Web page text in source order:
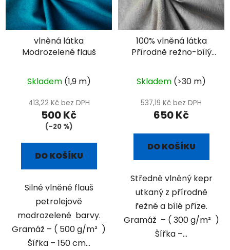
vlněná látka
Modrozelené flauš
Skladem (1,9 m)
413,22 Kč bez DPH
500 Kč
(–20 %)
DO KOŠÍKU
Silné vlněné flauš
petrolejově
modrozelené barvy.
Gramáž – ( 500 g/m² )
Šířka – 150 cm...
100% vlněná látka
Přírodně režno-bílý
Skladem (>30 m)
537,19 Kč bez DPH
650 Kč
DO KOŠÍKU
Středně vlněný kepr
utkaný z přírodně
řežné a bílé příze.
Gramáž – ( 300 g/m² )
Šířka –...